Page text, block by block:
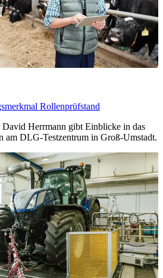
Rollenprüfstand
David Herrmann gibt Einblicke in das
am DLG-Testzentrum in Groß-Umstadt.